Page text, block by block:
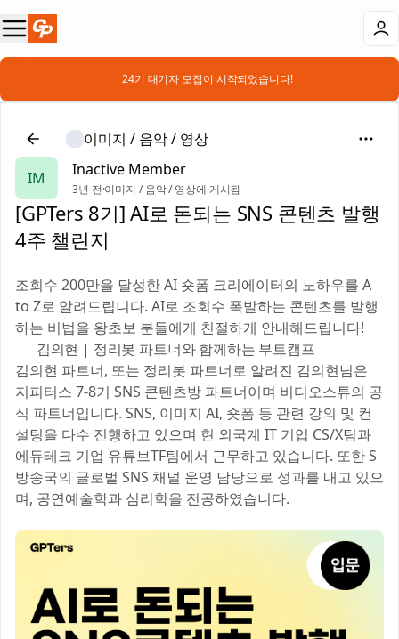
📣 24기 대기자 모집이 시작되었습니다!
이미지 / 음악 / 영상
IM
Inactive Member
3년 전·이미지 / 음악 / 영상에 게시됨
[GPTers 8기] AI로 돈되는 SNS 콘텐츠 발행
4주 챌린지 💸
조회수 200만을 달성한 AI 숏폼 크리에이터의 노하우를 A
to Z로 알려드립니다. AI로 조회수 폭발하는 콘텐츠를 발행
하는 비법을 왕초보 분들에게 친절하게 안내해드립니다!
👥 김의현 | 정리봇 파트너와 함께하는 부트캠프
김의현 파트너, 또는 정리봇 파트너로 알려진 김의현님은
지피터스 7-8기 SNS 콘텐츠방 파트너이며 비디오스튜의 공
식 파트너입니다. SNS, 이미지 AI, 숏폼 등 관련 강의 및 컨
설팅을 다수 진행하고 있으며 현 외국계 IT 기업 CS/X팀과
에듀테크 기업 유튜브TF팀에서 근무하고 있습니다. 또한 S
방송국의 글로벌 SNS 채널 운영 담당으로 성과를 내고 있으
며, 공연예술학과 심리학을 전공하였습니다.